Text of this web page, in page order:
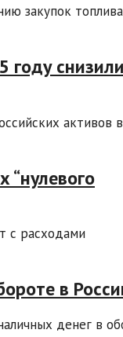
закупок
активов в
с расходами
в
денег в